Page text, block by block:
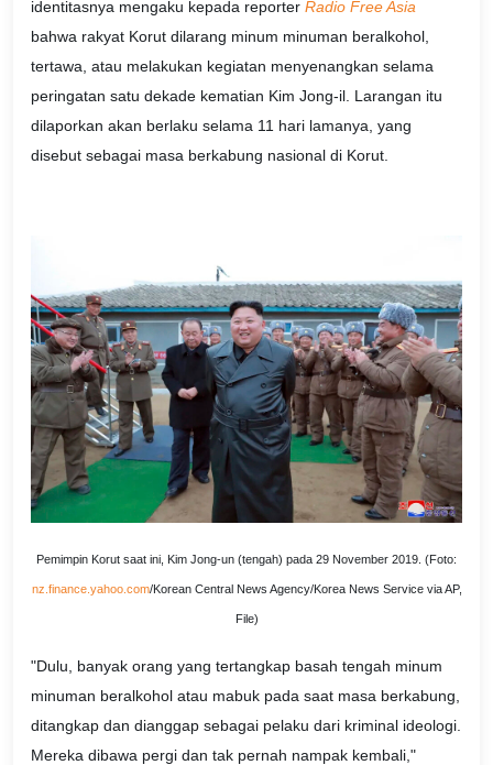
identitasnya mengaku kepada reporter Radio Free Asia
bahwa rakyat Korut dilarang minum minuman beralkohol,
tertawa, atau melakukan kegiatan menyenangkan selama
peringatan satu dekade kematian Kim Jong-il. Larangan itu
dilaporkan akan berlaku selama 11 hari lamanya, yang
disebut sebagai masa berkabung nasional di Korut.
Pemimpin Korut saat ini, Kim Jong-un (tengah) pada 29 November 2019. (Foto:
nz.finance.yahoo.com/Korean Central News Agency/Korea News Service via AP,
File)
"Dulu, banyak orang yang tertangkap basah tengah minum
minuman beralkohol atau mabuk pada saat masa berkabung,
ditangkap dan dianggap sebagai pelaku dari kriminal ideologi.
Mereka dibawa pergi dan tak pernah nampak kembali,"